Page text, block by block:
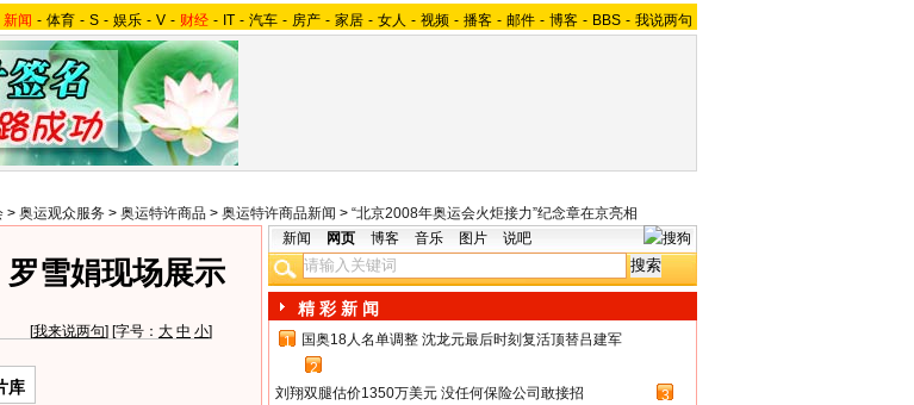
新闻 - 体育 - S - 娱乐 - V - 财经 - IT - 汽车 - 房产 - 家居 - 女人 - 视频 - 播客 - 邮件 - 博客 - BBS - 我说两句
> 奥运观众服务 > 奥运特许商品 > 奥运特许商品新闻 > “北京2008年奥运会火炬接力”纪念章在京亮相
雪娟现场展示
[我来说两句] [字号： 大 中 小]
库
新闻 网页 博客 音乐 图片 说吧
精 彩 新 闻
1
国奥18人名单调整 沈龙元最后时刻复活顶替吕建军
2
刘翔双腿估价1350万美元 没任何保险公司敢接招
3